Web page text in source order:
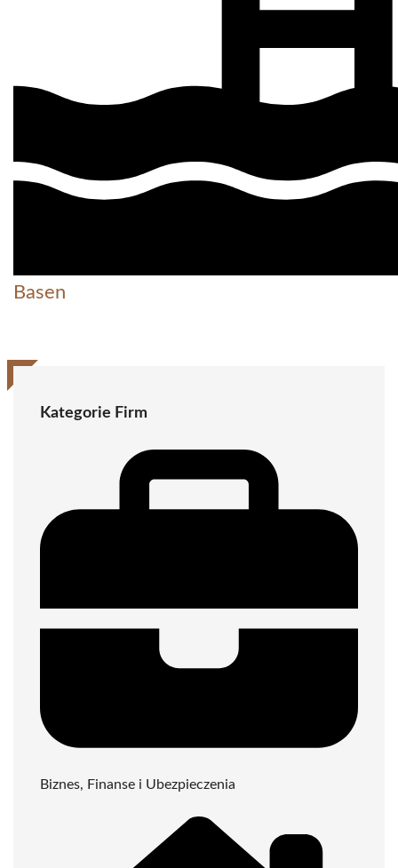
Basen
Kategorie Firm
Biznes, Finanse i Ubezpieczenia